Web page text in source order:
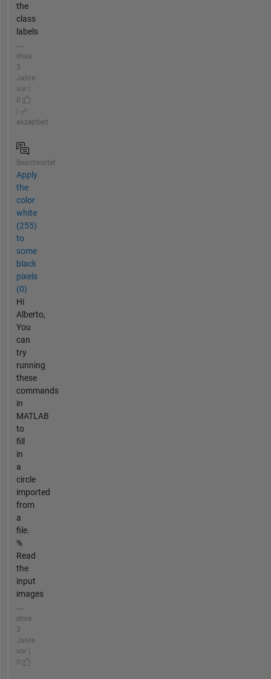
the
class
labels
...
etwa
3
Jahre
vor |
0
akzeptiert
Beantwortet
Apply
the
color
white
(255)
to
some
black
pixels
(0)
Hi
Alberto,
You
can
try
running
these
commands
in
MATLAB
to
fill
in
a
circle
imported
from
a
file.
%
Read
the
input
images
...
etwa
3
Jahre
vor |
0